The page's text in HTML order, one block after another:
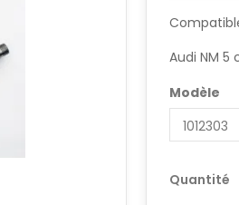
Audi NM 5
Modèle
Quantité